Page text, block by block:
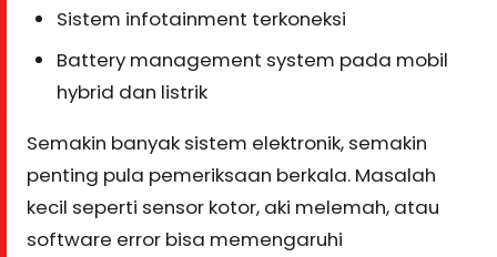
Sistem infotainment terkoneksi
Battery management system pada mobil
hybrid dan listrik
Semakin banyak sistem elektronik, semakin
penting pula pemeriksaan berkala. Masalah
kecil seperti sensor kotor, aki melemah, atau
software error bisa memengaruhi